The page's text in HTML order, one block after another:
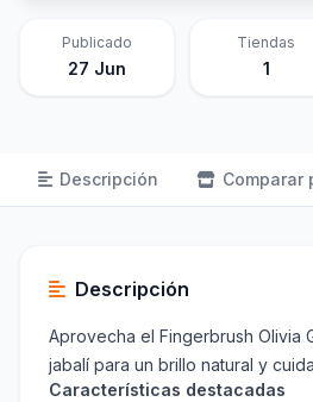
Publicado
27 Jun
Tiendas
1
Descripción Comparar
Descripción
Aprovecha el Fingerbrush Olivia
jabalí para un brillo natural y
Características destacadas